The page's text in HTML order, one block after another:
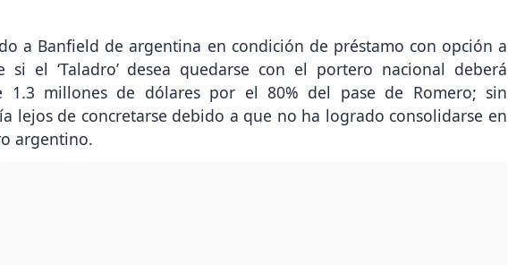
a Banfield de argentina en condición de préstamo con opción a
el ‘Taladro’ desea quedarse con el portero nacional deberá
millones de dólares por el 80% del pase de Romero; sin
lejos de concretarse debido a que no ha logrado consolidarse en
argentino.